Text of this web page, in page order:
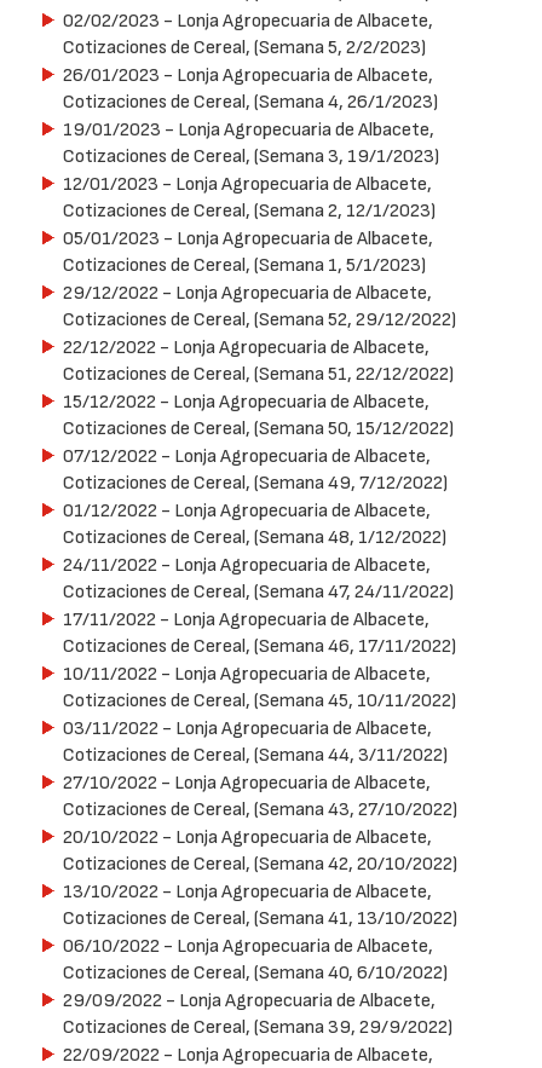
02/02/2023 - Lonja Agropecuaria de Albacete,
Cotizaciones de Cereal, (Semana 5, 2/2/2023)
26/01/2023 - Lonja Agropecuaria de Albacete,
Cotizaciones de Cereal, (Semana 4, 26/1/2023)
19/01/2023 - Lonja Agropecuaria de Albacete,
Cotizaciones de Cereal, (Semana 3, 19/1/2023)
12/01/2023 - Lonja Agropecuaria de Albacete,
Cotizaciones de Cereal, (Semana 2, 12/1/2023)
05/01/2023 - Lonja Agropecuaria de Albacete,
Cotizaciones de Cereal, (Semana 1, 5/1/2023)
29/12/2022 - Lonja Agropecuaria de Albacete,
Cotizaciones de Cereal, (Semana 52, 29/12/2022)
22/12/2022 - Lonja Agropecuaria de Albacete,
Cotizaciones de Cereal, (Semana 51, 22/12/2022)
15/12/2022 - Lonja Agropecuaria de Albacete,
Cotizaciones de Cereal, (Semana 50, 15/12/2022)
07/12/2022 - Lonja Agropecuaria de Albacete,
Cotizaciones de Cereal, (Semana 49, 7/12/2022)
01/12/2022 - Lonja Agropecuaria de Albacete,
Cotizaciones de Cereal, (Semana 48, 1/12/2022)
24/11/2022 - Lonja Agropecuaria de Albacete,
Cotizaciones de Cereal, (Semana 47, 24/11/2022)
17/11/2022 - Lonja Agropecuaria de Albacete,
Cotizaciones de Cereal, (Semana 46, 17/11/2022)
10/11/2022 - Lonja Agropecuaria de Albacete,
Cotizaciones de Cereal, (Semana 45, 10/11/2022)
03/11/2022 - Lonja Agropecuaria de Albacete,
Cotizaciones de Cereal, (Semana 44, 3/11/2022)
27/10/2022 - Lonja Agropecuaria de Albacete,
Cotizaciones de Cereal, (Semana 43, 27/10/2022)
20/10/2022 - Lonja Agropecuaria de Albacete,
Cotizaciones de Cereal, (Semana 42, 20/10/2022)
13/10/2022 - Lonja Agropecuaria de Albacete,
Cotizaciones de Cereal, (Semana 41, 13/10/2022)
06/10/2022 - Lonja Agropecuaria de Albacete,
Cotizaciones de Cereal, (Semana 40, 6/10/2022)
29/09/2022 - Lonja Agropecuaria de Albacete,
Cotizaciones de Cereal, (Semana 39, 29/9/2022)
22/09/2022 - Lonja Agropecuaria de Albacete,